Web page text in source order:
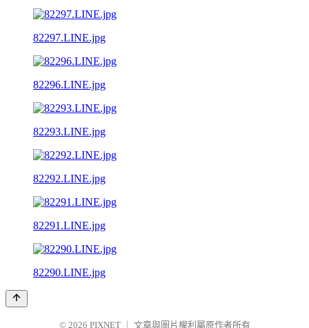
82297.LINE.jpg
82296.LINE.jpg
82293.LINE.jpg
82292.LINE.jpg
82291.LINE.jpg
82290.LINE.jpg
© 2026 PIXNET 文章與圖片權利屬原作者所有